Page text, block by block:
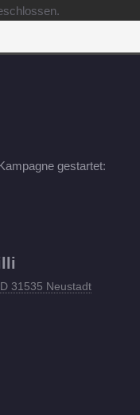
gestartet:
31535 Neustadt